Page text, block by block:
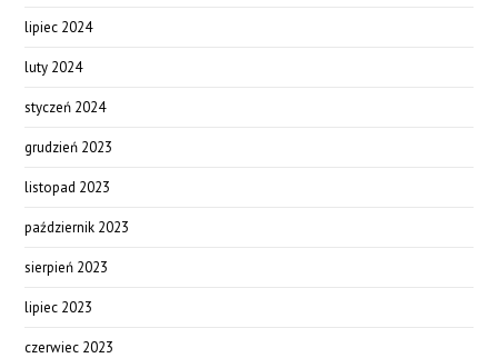
lipiec 2024
luty 2024
styczeń 2024
grudzień 2023
listopad 2023
październik 2023
sierpień 2023
lipiec 2023
czerwiec 2023